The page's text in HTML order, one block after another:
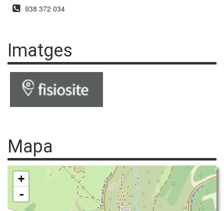
938 372 034
Imatges
Mapa
+
-